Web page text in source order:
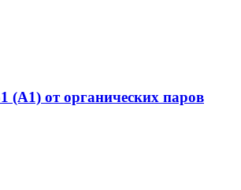
(А1) от органических паров